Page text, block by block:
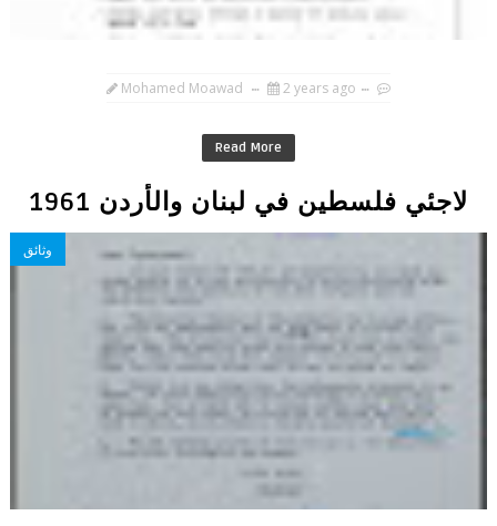
Mohamed Moawad 2 years ago
Read More
لاجئي فلسطين في لبنان والأردن 1961
وثائق